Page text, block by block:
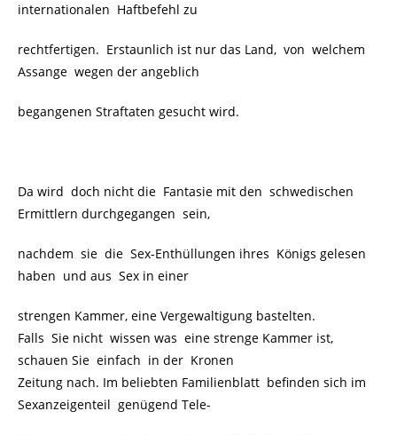
internationalen Haftbefehl zu
rechtfertigen. Erstaunlich ist nur das Land, von welchem
Assange wegen der angeblich
begangenen Straftaten gesucht wird.
Da wird doch nicht die Fantasie mit den schwedischen
Ermittlern durchgegangen sein,
nachdem sie die Sex-Enthüllungen ihres Königs gelesen
haben und aus Sex in einer
strengen Kammer, eine Vergewaltigung bastelten.
Falls Sie nicht wissen was eine strenge Kammer ist,
schauen Sie einfach in der Kronen
Zeitung nach. Im beliebten Familienblatt befinden sich im
Sexanzeigenteil genügend Tele-